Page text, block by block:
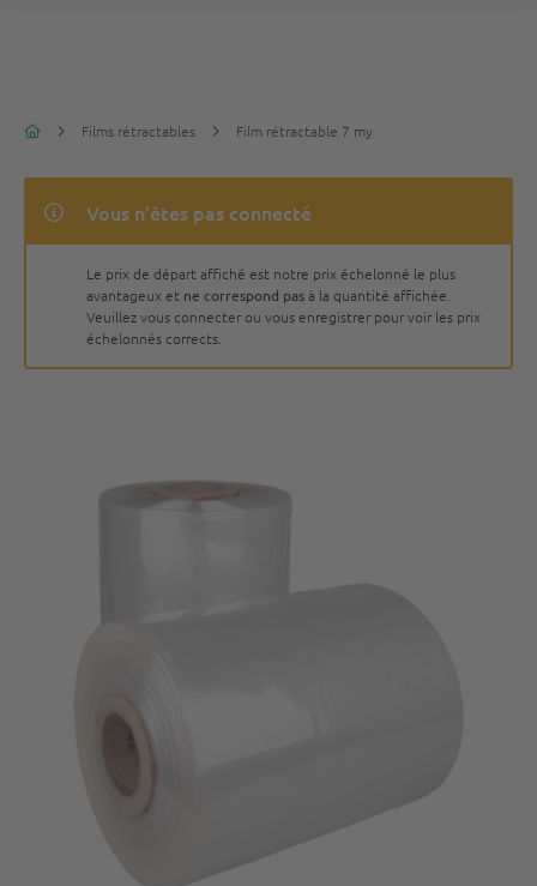
Films rétractables Film rétractable 7 my
Vous n'êtes pas connecté
Le prix de départ affiché est notre prix échelonné le plus
avantageux et ne correspond pasà la quantité affichée.
Veuillez vous connecter ou vous enregistrer pour voir les prix
échelonnés corrects.